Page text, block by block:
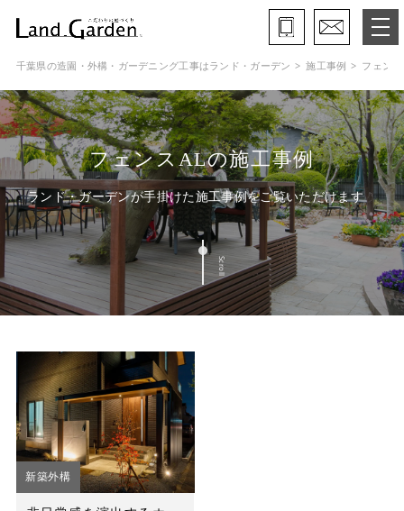
ランド・ガーデンとは
モデルガーデン
施工事例
保証と約束・ご理解いただきたい事
施工の流れ
よくある質問
会社概要
店舗案内
スタッフ紹介
プライバシーポリシー
千葉県の造園・外構・ガーデニング工事はランド・ガーデン 施工事例 フェン
フェンスALの施工事例
ランド・ガーデンが手掛けた施工事例をご覧いただけます
Scroll
新築外構